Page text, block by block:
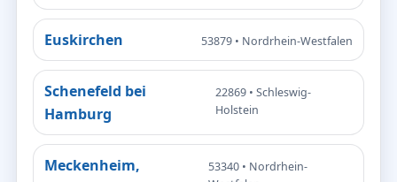
Euskirchen 53879 • Nordrhein-Westfalen
Schenefeld bei
Hamburg
22869 • Schleswig-
Holstein
Meckenheim,
53340 • Nordrhein-